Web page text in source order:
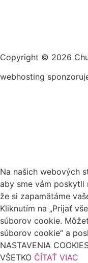
Copyright © 2026
webhosting
Na našich webových
aby sme vám poskytli
že si zapamätáme
Kliknutím na „Prijať
súborov cookie.
súborov cookie“ a
NASTAVENIA
VŠETKO ČÍTAŤ VIAC